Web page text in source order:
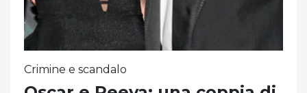
Crimine e scandalo